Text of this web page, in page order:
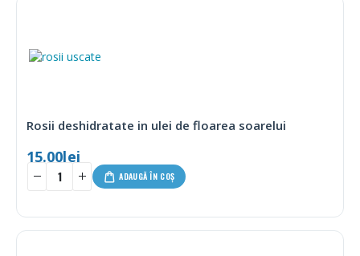
Rosii deshidratate in ulei de floarea soarelui
15.00lei
ADAUGĂ ÎN COȘ